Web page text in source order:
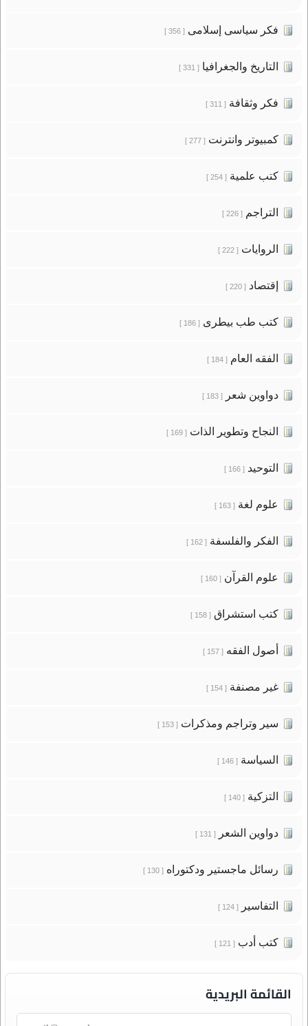
فكر سياسى إسلامى[ 356 ]
التاريخ والجغرافيا[ 331 ]
فكر وثقافة[ 311 ]
كمبيوتر وانترنت[ 277 ]
كتب علمية[ 254 ]
التراجم[ 226 ]
الروايات[ 222 ]
إقتصاد[ 220 ]
كتب طب بيطرى[ 186 ]
الفقه العام[ 184 ]
دواوين شعر[ 183 ]
النجاح وتطوير الذات[ 169 ]
التوحيد[ 166 ]
علوم لغة[ 163 ]
الفكر والفلسفة[ 162 ]
علوم القرآن[ 160 ]
كتب استشراق[ 158 ]
أصول الفقه[ 157 ]
غير مصنفة[ 154 ]
سير وتراجم ومذكرات[ 153 ]
السياسة[ 146 ]
التزكية[ 140 ]
دواوين الشعر[ 131 ]
رسائل ماجستير ودكتوراه[ 130 ]
التفاسير[ 124 ]
كتب أدب[ 121 ]
القائمة البريدية